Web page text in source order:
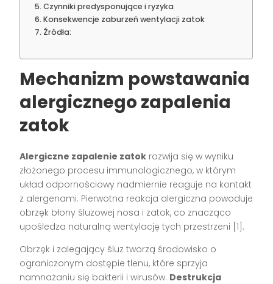
Czynniki predysponujące i ryzyka
Konsekwencje zaburzeń wentylacji zatok
Źródła:
Mechanizm powstawania
alergicznego zapalenia
zatok
Alergiczne zapalenie zatok rozwija się w wyniku
złożonego procesu immunologicznego, w którym
układ odpornościowy nadmiernie reaguje na kontakt
z alergenami. Pierwotna reakcja alergiczna powoduje
obrzęk błony śluzowej nosa i zatok, co znacząco
upośledza naturalną wentylację tych przestrzeni [1].
Obrzęk i zalegający śluz tworzą środowisko o
ograniczonym dostępie tlenu, które sprzyja
namnażaniu się bakterii i wirusów. Destrukcja